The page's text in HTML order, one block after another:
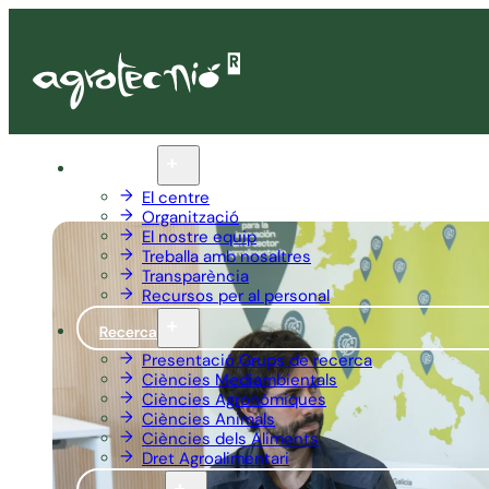
El centre
Organització
El nostre equip
Treballa amb nosaltres
Transparència
Recursos per al personal
Recerca
Presentació Grups de recerca
Ciències Mediambientals
Ciències Agronòmiques
Ciències Animals
Ciències dels Aliments
Dret Agroalimentari